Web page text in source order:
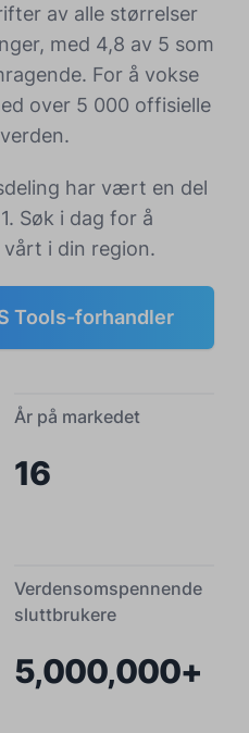
av alle størrelser
med 4,8 av 5 som
For å vokse
over 5 000 offisielle
har vært en del
Søk i dag for å
i din region.
Tools-forhandler
År på markedet
16
Verdensomspennende
sluttbrukere
5,000,000+